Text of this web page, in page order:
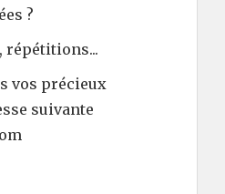
?
répétitions...
vos précieux
suivante